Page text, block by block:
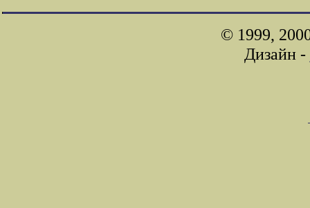
© 1999,
Дизайн -